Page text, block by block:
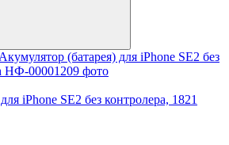
iPhone SE2 без контролера, 1821